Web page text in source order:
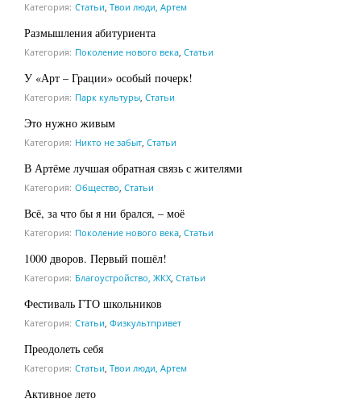
Категория: Статьи, Твои люди, Артем
Размышления абитуриента
Категория: Поколение нового века, Статьи
У «Арт – Грации» особый почерк!
Категория: Парк культуры, Статьи
Это нужно живым
Категория: Никто не забыт, Статьи
В Артёме лучшая обратная связь с жителями
Категория: Общество, Статьи
Всё, за что бы я ни брался, – моё
Категория: Поколение нового века, Статьи
1000 дворов. Первый пошёл!
Категория: Благоустройство, ЖКХ, Статьи
Фестиваль ГТО школьников
Категория: Статьи, Физкультпривет
Преодолеть себя
Категория: Статьи, Твои люди, Артем
Активное лето